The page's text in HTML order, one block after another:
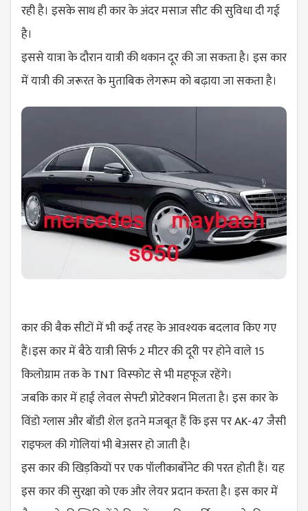
रही है। इसके साथ ही कार के अंदर मसाज सीट की सुविधा दी गई
है।
इससे यात्रा के दौरान यात्री की थकान दूर की जा सकता है। इस कार
में यात्री की जरूरत के मुताबिक लेगरूम को बढ़ाया जा सकता है।
कार की बैक सीटों में भी कई तरह के आवश्यक बदलाव किए गए
हैं।इस कार में बैठे यात्री सिर्फ 2 मीटर की दूरी पर होने वाले 15
किलोग्राम तक के TNT विस्फोट से भी महफूज रहेंगे।
जबकि कार में हाई लेवल सेफ्टी प्रोटेक्शन मिलता है। इस कार के
विंडो ग्लास और बॉडी शेल इतने मजबूत हैं कि इस पर AK-47 जैसी
राइफल की गोलियां भी बेअसर हो जाती है।
इस कार की खिड़कियों पर एक पॉलीकार्बोनेट की परत होती हैं। यह
इस कार की सुरक्षा को एक और लेयर प्रदान करता है। इस कार में